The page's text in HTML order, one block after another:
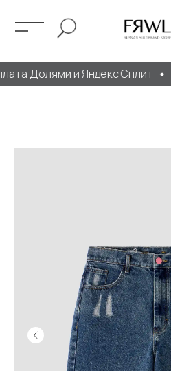
Долями и Яндекс Сплит